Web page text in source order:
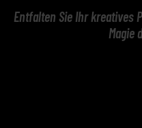
Entfalten Sie Ihr kreatives
Magie